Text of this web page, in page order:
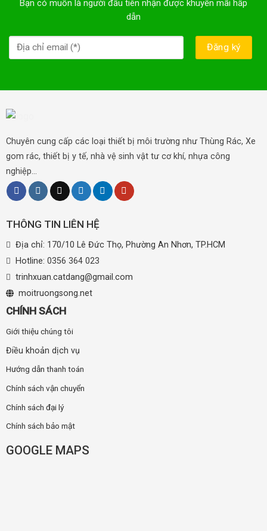
Bạn có muốn là người đầu tiên nhận được khuyến mãi hấp
dẫn
Chuyên cung cấp các loại thiết bị môi trường như Thùng Rác, Xe
gom rác, thiết bị y tế, nhà vệ sinh vật tư cơ khí, nhựa công
nghiệp...
THÔNG TIN LIÊN HỆ
Địa chỉ: 170/10 Lê Đức Thọ, Phường An Nhơn, TP.HCM
Hotline: 0356 364 023
trinhxuan.catdang@gmail.com
moitruongsong.net
CHÍNH SÁCH
Giới thiệu chúng tôi
Điều khoản dịch vụ
Hướng dẫn thanh toán
Chính sách vận chuyển
Chính sách đại lý
Chính sách bảo mật
GOOGLE MAPS